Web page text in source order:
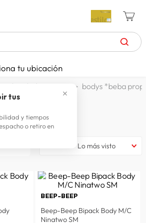
tu ubicación
✕
tus
y tiempos
o retiro en
beba propio bodys *beba
Lo más visto
BEEP-BEEP
Beep-Beep Bipack Body M/C
Ninatwo SM